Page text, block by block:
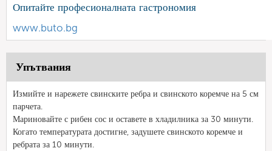
Опитайте професионалната гастрономия
www.buto.bg
Упътвания
Измийте и нарежете свинските ребра и свинското коремче на 5 см
парчета.
Мариновайте с рибен сос и оставете в хладилника за 30 минути.
Когато температурата достигне, задушете свинското коремче и
ребрата за 10 минути.